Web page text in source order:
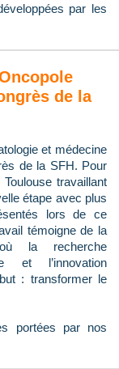
par les
de la
et médecine
de la SFH. Pour
travaillant
étape avec plus
lors de ce
témoigne de la
la recherche
et l’innovation
: transformer le
portées par nos